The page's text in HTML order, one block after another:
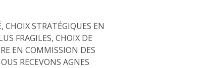
CHOIX STRATÉGIQUES EN
FRAGILES, CHOIX DE
EN COMMISSION DES
RECEVONS AGNES